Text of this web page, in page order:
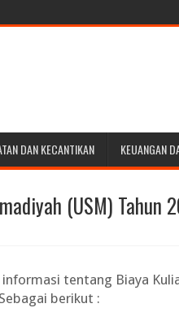
DAN KECANTIKAN KEUANGAN
(USM) Tahun
informasi tentang Biaya
berikut :